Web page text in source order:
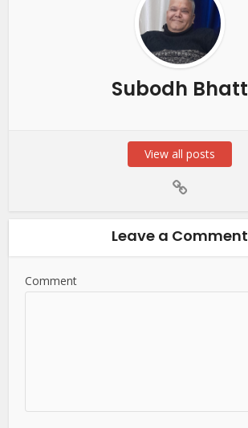
Subodh Bhatt
View all posts
Leave a Comment
Comment